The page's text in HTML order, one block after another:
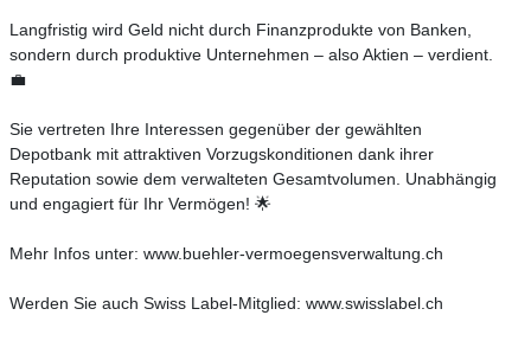
Langfristig wird Geld nicht durch Finanzprodukte von Banken,
sondern durch produktive Unternehmen – also Aktien – verdient.
💼
Sie vertreten Ihre Interessen gegenüber der gewählten
Depotbank mit attraktiven Vorzugskonditionen dank ihrer
Reputation sowie dem verwalteten Gesamtvolumen. Unabhängig
und engagiert für Ihr Vermögen! 🌟
Mehr Infos unter: www.buehler-vermoegensverwaltung.ch
Werden Sie auch Swiss Label-Mitglied: www.swisslabel.ch